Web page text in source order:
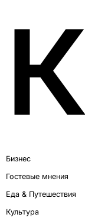
Бизнес
Гостевые мнения
Еда & Путешествия
Культура